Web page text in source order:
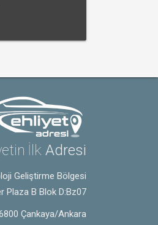
İlk Adresi
Geliştirme Bölgesi
Plaza B Blok D:Bz07
Çankaya/Ankara